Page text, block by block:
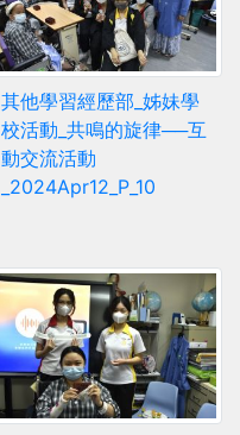
其他學習經歷部_姊妹學
校活動_共鳴的旋律──互
動交流活動
_2024Apr12_P_10